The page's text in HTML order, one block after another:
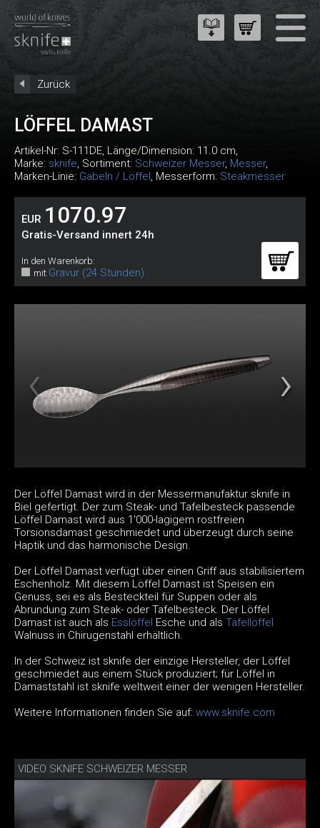
Zurück
LÖFFEL DAMAST
Artikel-Nr: S-111DE, Länge/Dimension: 11.0 cm,
Marke: sknife, Sortiment: Schweizer Messer, Messer,
Marken-Linie: Gabeln / Löffel, Messerform: Steakmesser
EUR 1070.97
Gratis-Versand innert 24h
In den Warenkorb:
mit Gravur (24 Stunden)
Der Löffel Damast wird in der Messermanufaktur sknife in
Biel gefertigt. Der zum Steak- und Tafelbesteck passende
Löffel Damast wird aus 1'000-lagigem rostfreien
Torsionsdamast geschmiedet und überzeugt durch seine
Haptik und das harmonische Design.
Der Löffel Damast verfügt über einen Griff aus stabilisiertem
Eschenholz. Mit diesem Löffel Damast ist Speisen ein
Genuss, sei es als Besteckteil für Suppen oder als
Abrundung zum Steak- oder Tafelbesteck. Der Löffel
Damast ist auch als Esslöffel Esche und als Tafellöffel
Walnuss in Chirugenstahl erhältlich.
In der Schweiz ist sknife der einzige Hersteller, der Löffel
geschmiedet aus einem Stück produziert; für Löffel in
Damaststahl ist sknife weltweit einer der wenigen Hersteller.
Weitere Informationen finden Sie auf: www.sknife.com
VIDEO SKNIFE SCHWEIZER MESSER